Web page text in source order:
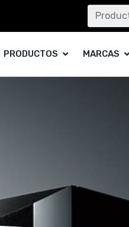
PRODUCTOS MARCAS